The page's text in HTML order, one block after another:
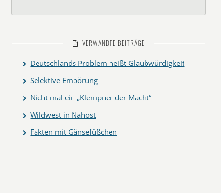
VERWANDTE BEITRÄGE
Deutschlands Problem heißt Glaubwürdigkeit
Selektive Empörung
Nicht mal ein „Klempner der Macht“
Wildwest in Nahost
Fakten mit Gänsefüßchen